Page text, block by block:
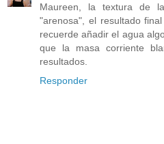
Maureen, la textura de
"arenosa", el resultado
recuerde añadir el agua
que la masa corriente
resultados.
Responder